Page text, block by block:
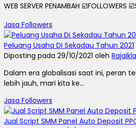
WEB SERVER PENAMBAH
Jasa Followers
Peluang Usaha Di Sekadau Tahun 2021
Diposting pada 29/10/2021 oleh
Dalam era globalisasi saat ini, peran
lebih jauh, mari kita ke...
Jasa Followers
Jual Script SMM Panel Auto Deposit